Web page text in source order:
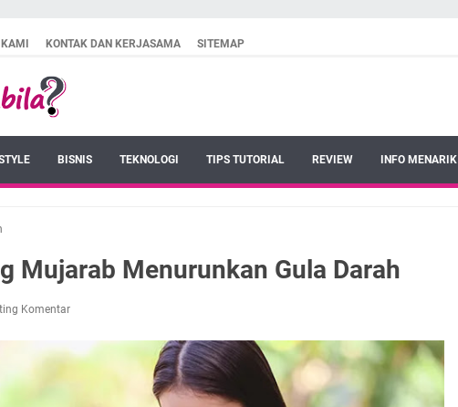
KONTAK DAN KERJASAMA SITEMAP
BISNIS TEKNOLOGI TIPS TUTORIAL REVIEW INFO MENARIK
Mujarab Menurunkan Gula Darah
Komentar